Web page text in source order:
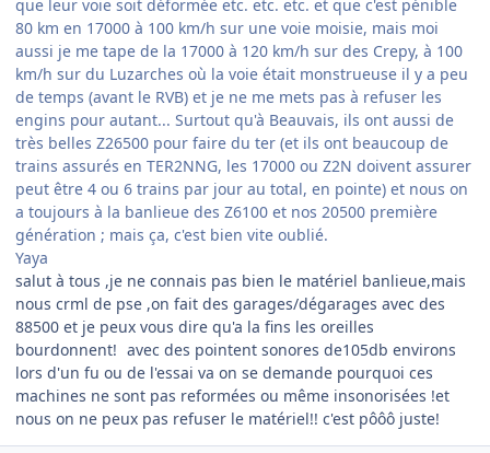
que leur voie soit déformée etc. etc. etc. et que c'est pénible
80 km en 17000 à 100 km/h sur une voie moisie, mais moi
aussi je me tape de la 17000 à 120 km/h sur des Crepy, à 100
km/h sur du Luzarches où la voie était monstrueuse il y a peu
de temps (avant le RVB) et je ne me mets pas à refuser les
engins pour autant... Surtout qu'à Beauvais, ils ont aussi de
très belles Z26500 pour faire du ter (et ils ont beaucoup de
trains assurés en TER2NNG, les 17000 ou Z2N doivent assurer
peut être 4 ou 6 trains par jour au total, en pointe) et nous on
a toujours à la banlieue des Z6100 et nos 20500 première
génération ; mais ça, c'est bien vite oublié.
Yaya
salut à tous ,je ne connais pas bien le matériel banlieue,mais
nous crml de pse ,on fait des garages/dégarages avec des
88500 et je peux vous dire qu'a la fins les oreilles
bourdonnent! avec des pointent sonores de105db environs
lors d'un fu ou de l'essai va on se demande pourquoi ces
machines ne sont pas reformées ou même insonorisées !et
nous on ne peux pas refuser le matériel!! c'est pôôô juste!